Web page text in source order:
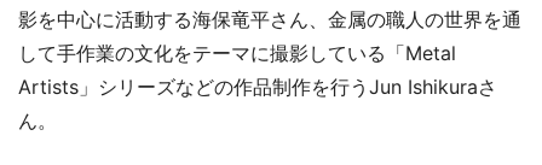
影を中心に活動する海保竜平さん、金属の職人の世界を通
して手作業の文化をテーマに撮影している「Metal
Artists」シリーズなどの作品制作を行うJun Ishikuraさ
ん。